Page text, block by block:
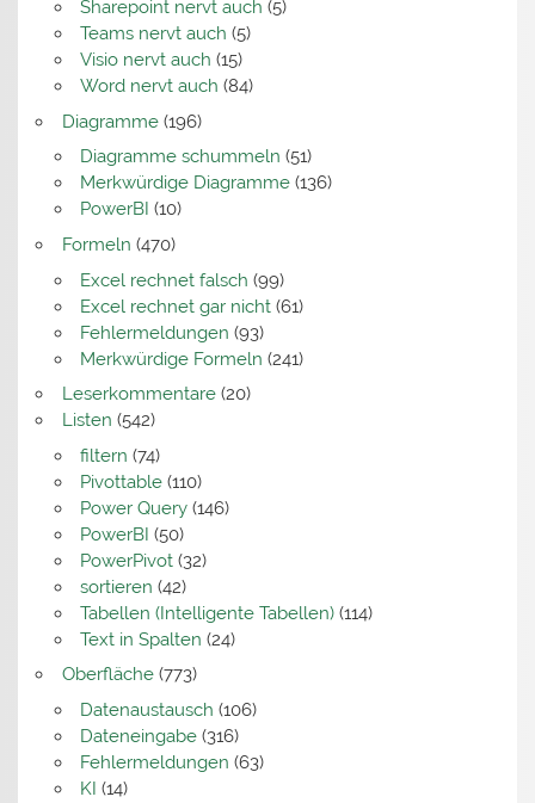
Sharepoint nervt auch (5)
Teams nervt auch (5)
Visio nervt auch (15)
Word nervt auch (84)
Diagramme(196)
Diagramme schummeln (51)
Merkwürdige Diagramme(136)
PowerBI (10)
Formeln (470)
Excel rechnet falsch (99)
Excel rechnet gar nicht(61)
Fehlermeldungen (93)
Merkwürdige Formeln (241)
Leserkommentare(20)
Listen (542)
filtern (74)
Pivottable(110)
Power Query(146)
PowerBI (50)
PowerPivot(32)
sortieren (42)
Tabellen (Intelligente Tabellen)(114)
Text in Spalten (24)
Oberfläche(773)
Datenaustausch (106)
Dateneingabe(316)
Fehlermeldungen (63)
KI (14)